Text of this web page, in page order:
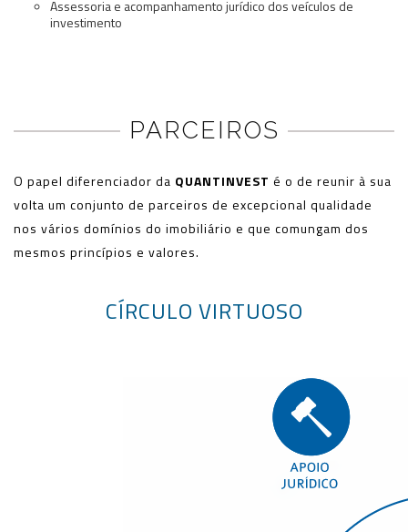
Assessoria e acompanhamento jurídico dos veículos de
investimento
PARCEIROS
O papel diferenciador da QUANTINVEST é o de reunir à sua
volta um conjunto de parceiros de excepcional qualidade
nos vários domínios do imobiliário e que comungam dos
mesmos princípios e valores.
CÍRCULO VIRTUOSO